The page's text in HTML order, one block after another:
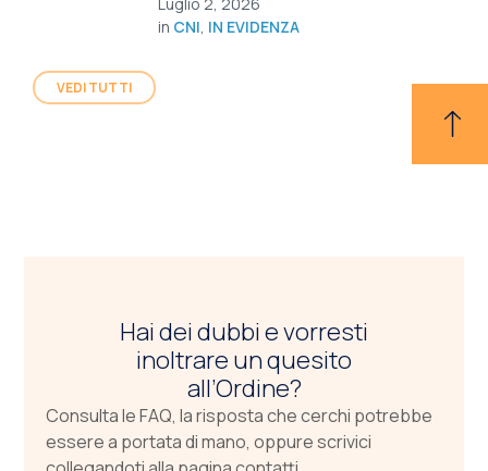
in CNI, IN EVIDENZA
VEDI TUTTI
Hai dei dubbi e vorresti
inoltrare un quesito
all’Ordine?
Consulta le FAQ, la risposta che cerchi potrebbe
essere a portata di mano, oppure scrivici